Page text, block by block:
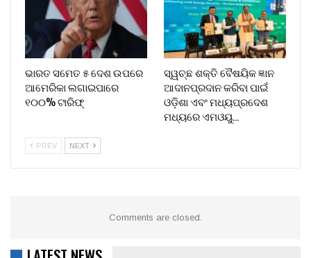
ଭାରତ ସମେତ ୫ ଦେଶ ଉପରେ
ଆମେରିକା ଲଗାଇପାରେ
୧୦୦% ଟାରିଫ୍
ସ୍ୱଚ୍ଛ ଶକ୍ତି ବୈଷୟିକ ଜ୍ଞାନ
ଆଦାନପ୍ରଦାନ କରିବା ପାଇଁ
ଓଡ଼ିଶା ଏବଂ ମଧ୍ୟପ୍ରଦେଶ
ମଧ୍ୟରେ ଏମଓୟୁ…
PREV NEXT
Comments are closed.